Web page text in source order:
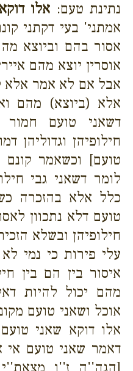
נתינת טעם: אלו
אמתני' בעי דקתני
אסור בהם וביוצא
אוסרין יוצא מהם
אבל אם לא אמר אלא
אלא (ביוצא) מהם
דשאני טועם
חילופיהן וגדוליהן
טועם] וכשאמר
לומר דשאני גבי
כלל אלא בהזכרה
טועם דלא נתכוון
חילופיהן ובשלא
עלי פירות כי נמי
איסור בין הם בין
מהם יכול להיות
אוכל ושאני טועם
אלו דוקא שאני
דאמר שאני טועם